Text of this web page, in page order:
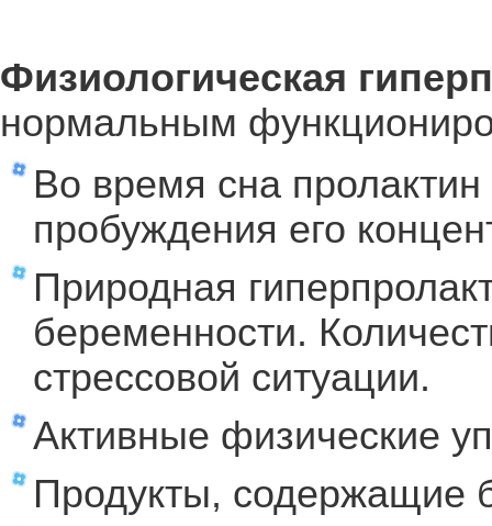
Физиологическая
нормальным
Во время сна
пробуждения его
Природная
беременности.
стрессовой ситуации.
Активные физические
Продукты, содержащие